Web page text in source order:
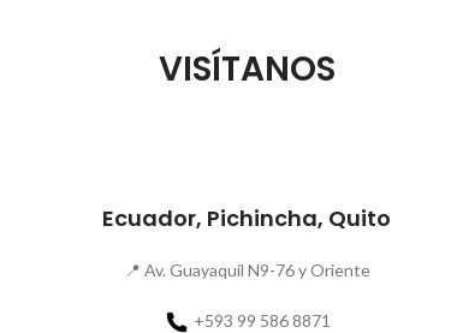
VISÍTANOS
Ecuador, Pichincha, Quito
📍 Av. Guayaquil N9-76 y Oriente
+593 99 586 8871